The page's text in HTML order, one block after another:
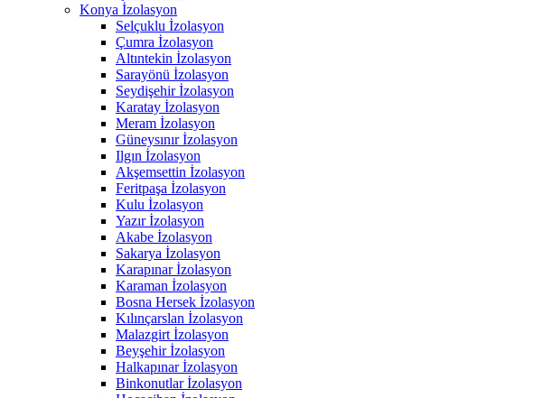
Konya İzolasyon
Selçuklu İzolasyon
Çumra İzolasyon
Altıntekin İzolasyon
Sarayönü İzolasyon
Seydişehir İzolasyon
Karatay İzolasyon
Meram İzolasyon
Güneysınır İzolasyon
Ilgın İzolasyon
Akşemsettin İzolasyon
Feritpaşa İzolasyon
Kulu İzolasyon
Yazır İzolasyon
Akabe İzolasyon
Sakarya İzolasyon
Karapınar İzolasyon
Karaman İzolasyon
Bosna Hersek İzolasyon
Kılınçarslan İzolasyon
Malazgirt İzolasyon
Beyşehir İzolasyon
Halkapınar İzolasyon
Binkonutlar İzolasyon